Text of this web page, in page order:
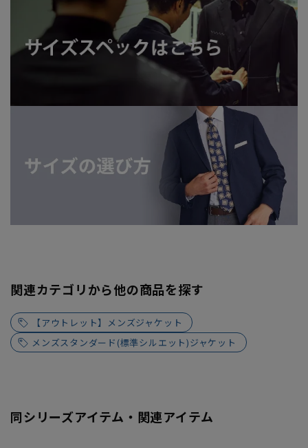
関連カテゴリから他の商品を探す
【アウトレット】メンズジャケット
メンズスタンダード(標準シルエット)ジャケット
同シリーズアイテム・関連アイテム